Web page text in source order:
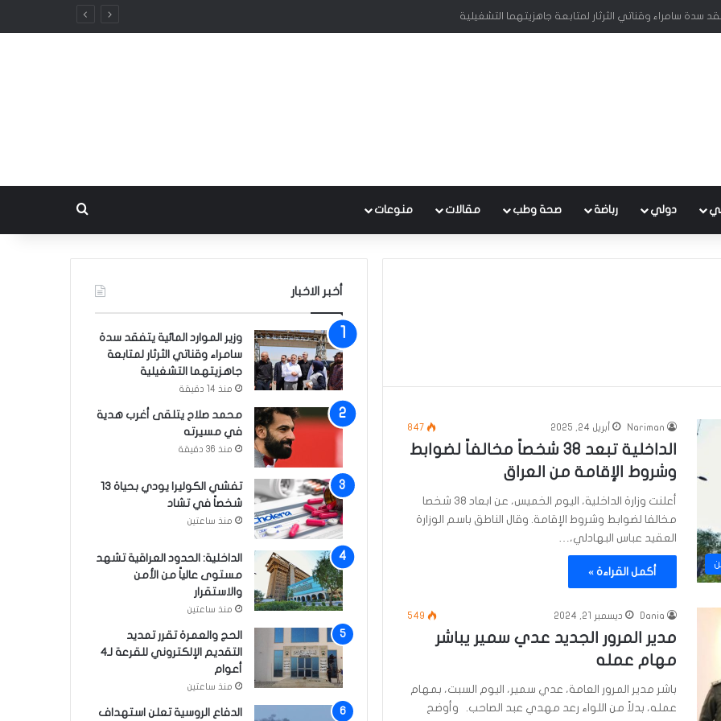
هدية في مسيرته
دولي رباضة صحة وطب مقالات منوعات
Nariman أبريل 24, 2025 847
الداخلية تبعد 38 شخصاً مخالفاً لضوابط
وشروط الإقامة من العراق
أعلنت وزارة الداخلية، اليوم الخميس، عن ابعاد 38 شخصا
مخالفا لضوابط وشروط الإقامة. وقال الناطق باسم الوزارة
العقيد عباس البهادلي،…
أكمل القراءة »
Dania ديسمبر 21, 2024 549
مدير المرور الجديد عدي سمير يباشر
مهام عمله
باشر مدير المرور العامة، عدي سمير، اليوم السبت، بمهام
عمله، بدلاً من اللواء رعد مهدي عبد الصاحب. وأوضح
أخبر الاخبار
وزير الموارد المائية يتفقد سدة
سامراء وقناتي الثرثار لمتابعة
جاهزيتهما التشغيلية
منذ 14 دقيقة
محمد صلاح يتلقى أغرب هدية
في مسيرته
منذ 36 دقيقة
تفشي الكوليرا يودي بحياة 13
شخصاً في تشاد
منذ ساعتين
الداخلية: الحدود العراقية تشهد
مستوى عالياً من الأمن
والاستقرار
منذ ساعتين
الحج والعمرة تقرر تمديد
التقديم الإلكتروني للقرعة لـ4
أعوام
منذ ساعتين
الدفاع الروسية تعلن استهداف